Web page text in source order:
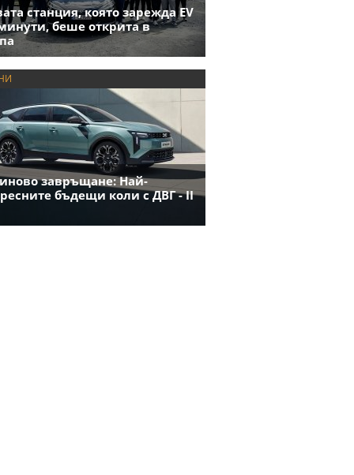
станция, която зарежда EV
беше открита в
завръщане: Най-
бъдещи коли с ДВГ - II